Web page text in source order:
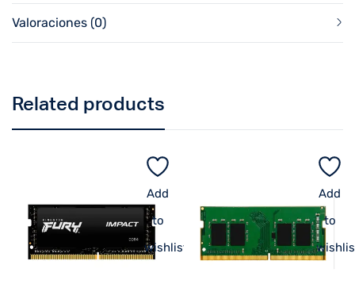
Valoraciones (0)
Related products
Add
to
wishlist
Add
to